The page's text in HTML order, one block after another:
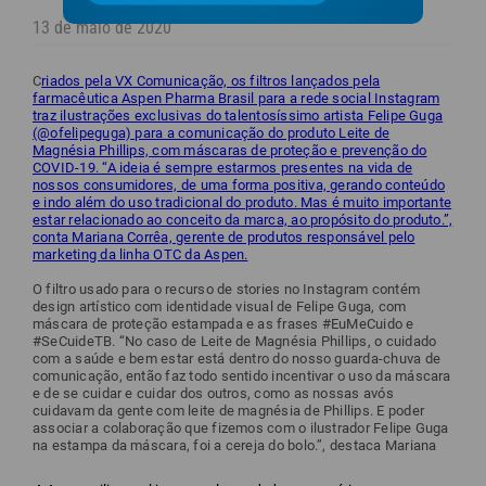
13 de maio de 2020
Criados pela VX Comunicação, os filtros lançados pela
farmacêutica Aspen Pharma Brasil para a rede social Instagram
traz ilustrações exclusivas do talentosíssimo artista Felipe Guga
(@ofelipeguga) para a comunicação do produto Leite de
Magnésia Phillips, com máscaras de proteção e prevenção do
COVID-19. “A ideia é sempre estarmos presentes na vida de
nossos consumidores, de uma forma positiva, gerando conteúdo
e indo além do uso tradicional do produto. Mas é muito importante
estar relacionado ao conceito da marca, ao propósito do produto.”,
conta Mariana Corrêa, gerente de produtos responsável pelo
marketing da linha OTC da Aspen.
O filtro usado para o recurso de stories no Instagram contém
design artístico com identidade visual de Felipe Guga, com
máscara de proteção estampada e as frases #EuMeCuido e
#SeCuideTB. “No caso de Leite de Magnésia Phillips, o cuidado
com a saúde e bem estar está dentro do nosso guarda-chuva de
comunicação, então faz todo sentido incentivar o uso da máscara
e de se cuidar e cuidar dos outros, como as nossas avós
cuidavam da gente com leite de magnésia de Phillips. E poder
associar a colaboração que fizemos com o ilustrador Felipe Guga
na estampa da máscara, foi a cereja do bolo.”, destaca Mariana